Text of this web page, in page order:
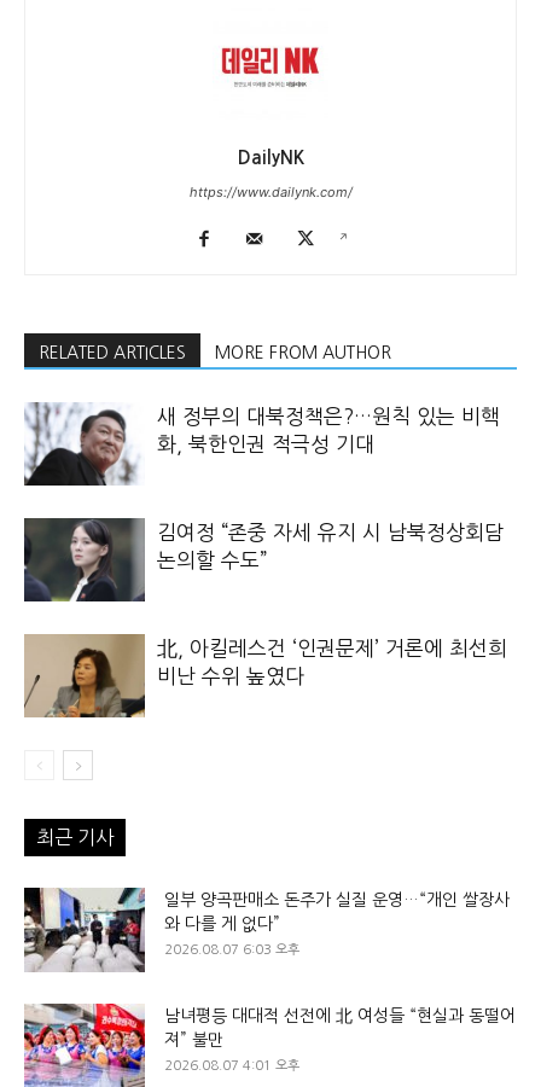
DailyNK
https://www.dailynk.com/
RELATED ARTICLES MORE FROM AUTHOR
새 정부의 대북정책은?…원칙 있는 비핵
화, 북한인권 적극성 기대
김여정 “존중 자세 유지 시 남북정상회담
논의할 수도”
北, 아킬레스건 ‘인권문제’ 거론에 최선희
비난 수위 높였다
최근 기사
일부 양곡판매소 돈주가 실질 운영…“개인 쌀장사
와 다를 게 없다”
2026.08.07 6:03 오후
남녀평등 대대적 선전에 北 여성들 “현실과 동떨어
져” 불만
2026.08.07 4:01 오후